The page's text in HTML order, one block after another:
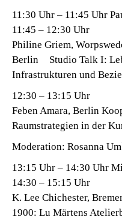
11:30 Uhr – 11:45 Uhr
11:45 – 12:30 Uhr
Philine Griem,
Berlin Studio Talk I:
Infrastrukturen und
12:30 – 13:15 Uhr
Feben Amara, Berlin
Raumstrategien in der
Moderation: Rosanna
13:15 Uhr – 14:30 Uhr
14:30 – 15:15 Uhr
K. Lee Chichester,
1900: Lu Märtens